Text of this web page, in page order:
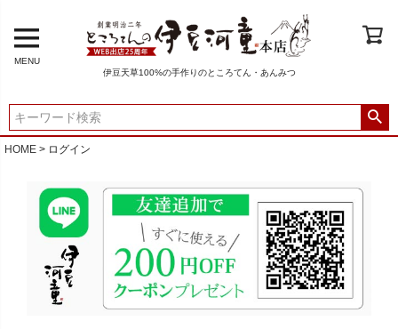
MENU
伊豆天草100%の手作りのところてん・あんみつ
HOME ログイン